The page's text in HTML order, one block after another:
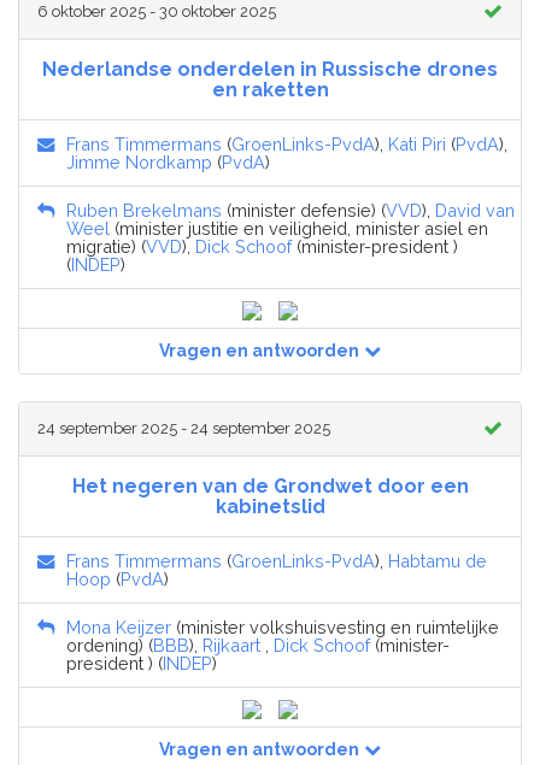
6 oktober 2025 - 30 oktober 2025
Nederlandse onderdelen in Russische drones
en raketten
Frans Timmermans (GroenLinks-PvdA), Kati Piri (PvdA),
Jimme Nordkamp (PvdA)
Ruben Brekelmans (minister defensie) (VVD), David van
Weel (minister justitie en veiligheid, minister asiel en
migratie) (VVD), Dick Schoof(minister-president )
(INDEP)
Vragen en antwoorden
24 september 2025 - 24 september 2025
Het negeren van de Grondwet door een
kabinetslid
Frans Timmermans (GroenLinks-PvdA), Habtamu de
Hoop (PvdA)
Mona Keijzer (minister volkshuisvesting en ruimtelijke
ordening) (BBB), Rijkaart Dick Schoof(minister-
president ) (INDEP)
Vragen en antwoorden